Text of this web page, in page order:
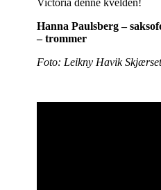
Victoria denne kvelden!
Hanna Paulsberg –
– trommer
Foto: Leikny Havik